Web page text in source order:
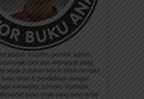
adalah founder, pemilik, admin,
dan elibrary.id yang
sejak puluhan tahun silam dengan
buku anak & pendidikan dengan
konseptor, penulis, ilustrator,
buku anak yang terus tetap